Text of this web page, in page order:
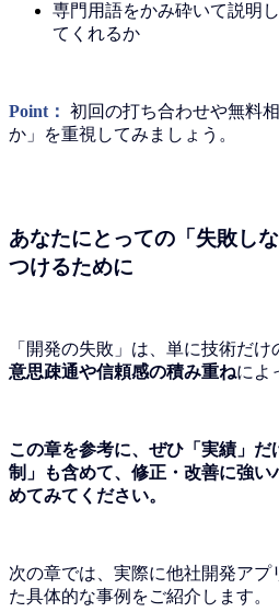
専門用語をかみ砕いて説明
てくれるか
Point： 初回の打ち合わせや無料
か」を重視してみましょう。
あなたにとっての「失敗し
つけるために
「開発の失敗」は、単に技術だけ
意思疎通や信頼感の積み重ねによ
この章を参考に、ぜひ「実績」
制」も含めて、修正・改善に強
めてみてください。
次の章では、実際に他社開発ア
た具体的な事例をご紹介します。